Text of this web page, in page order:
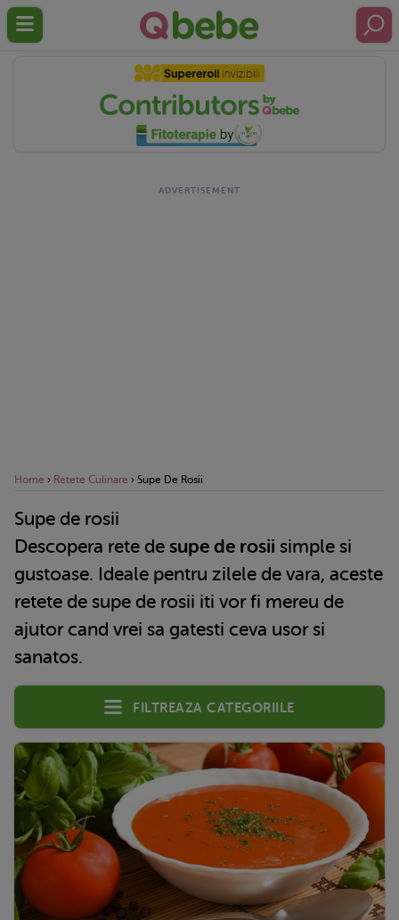
Home › Retete Culinare › Supe De Rosii
Supe de rosii
Descopera rete de supe de rosii simple si
gustoase. Ideale pentru zilele de vara, aceste
retete de supe de rosii iti vor fi mereu de
ajutor cand vrei sa gatesti ceva usor si
sanatos.
Filtreaza categoriile